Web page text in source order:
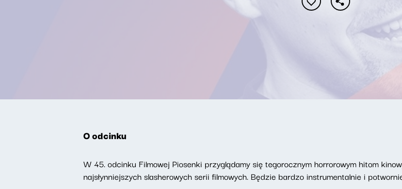
O odcinku
W 45. odcinku Filmowej Piosenki przyglądamy się tegorocznym horrorowym hitom
najsłynniejszych slasherowych serii filmowych. Będzie bardzo instrumentalnie i